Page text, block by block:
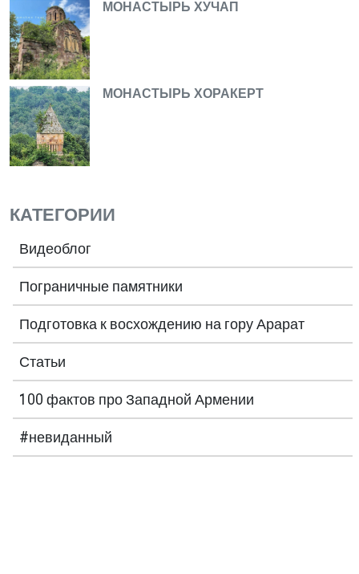
МОНАСТЫРЬ ХУЧАП
МОНАСТЫРЬ ХОРАКЕРТ
КАТЕГОРИИ
Видеоблог
Пограничные памятники
Подготовка к восхождению на гору Арарат
Статьи
100 фактов про Западной Армении
#невиданный